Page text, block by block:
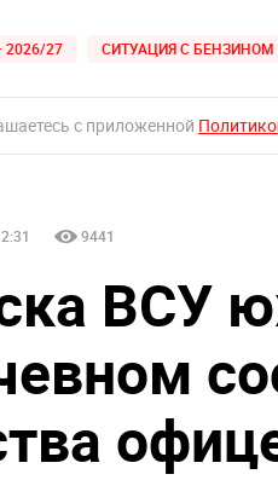
27 СИТУАЦИЯ С БЕНЗИНОМ
с приложенной
9441
ВСУ